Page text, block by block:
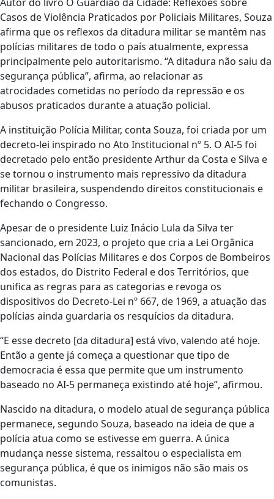
Casos de Violência Praticados por Policiais Militares, Souza
afirma que os reflexos da ditadura militar se mantêm nas
polícias militares de todo o país atualmente, expressa
principalmente pelo autoritarismo. “A ditadura não saiu da
segurança pública”, afirma, ao relacionar as
atrocidades cometidas no período da repressão e os
abusos praticados durante a atuação policial.
A instituição Polícia Militar, conta Souza, foi criada por um
decreto-lei inspirado no Ato Institucional nº 5. O AI-5 foi
decretado pelo então presidente Arthur da Costa e Silva e
se tornou o instrumento mais repressivo da ditadura
militar brasileira, suspendendo direitos constitucionais e
fechando o Congresso.
Apesar de o presidente Luiz Inácio Lula da Silva ter
sancionado, em 2023, o projeto que cria a Lei Orgânica
Nacional das Polícias Militares e dos Corpos de Bombeiros
dos estados, do Distrito Federal e dos Territórios, que
unifica as regras para as categorias e revoga os
dispositivos do Decreto-Lei nº 667, de 1969, a atuação das
polícias ainda guardaria os resquícios da ditadura.
“E esse decreto [da ditadura] está vivo, valendo até hoje.
Então a gente já começa a questionar que tipo de
democracia é essa que permite que um instrumento
baseado no AI-5 permaneça existindo até hoje”, afirmou.
Nascido na ditadura, o modelo atual de segurança pública
permanece, segundo Souza, baseado na ideia de que a
polícia atua como se estivesse em guerra. A única
mudança nesse sistema, ressaltou o especialista em
segurança pública, é que os inimigos não são mais os
comunistas.